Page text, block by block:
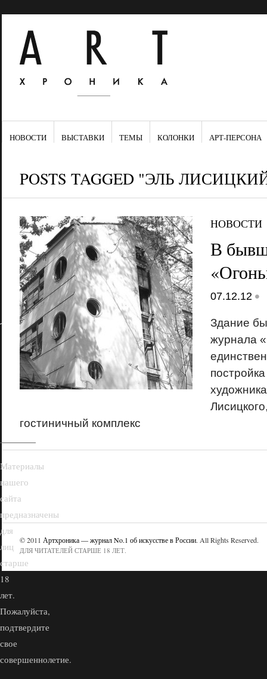
НОВОСТИ ВЫСТАВКИ ТЕМЫ КОЛОНКИ АРТ-ПЕРСОНА
POSTS TAGGED "ЭЛЬ
НОВОСТИ
В
07.12.12 •
Здание
журнала
гостиничный комплекс
© 2011 Артхроника — журнал No.1 об искусстве в России. All Rights Reserved.
ДЛЯ ЧИТАТЕЛЕЙ СТАРШЕ 18 ЛЕТ.
18+
Материалы
нашего
сайта
предназначены
для
лиц
старше
18
лет.
Пожалуйста,
подтвердите
свое
совершеннолетие.